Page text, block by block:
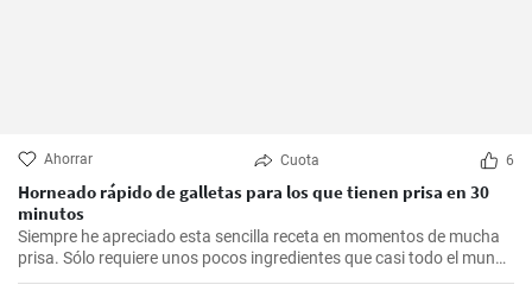
Ahorrar Cuota 6
Horneado rápido de galletas para los que tienen prisa en 30
minutos
Siempre he apreciado esta sencilla receta en momentos de mucha
prisa. Sólo requiere unos pocos ingredientes que casi todo el mundo
tiene en casa, y en apenas 30 minutos puedes estar disfrutando de